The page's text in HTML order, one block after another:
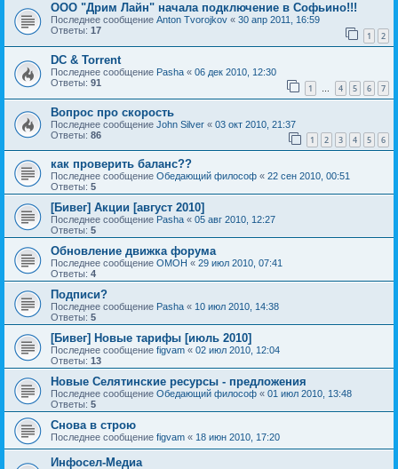
ООО "Дрим Лайн" начала подключение в Софьино!!!
Последнее сообщение Anton Tvorojkov « 30 апр 2011, 16:59
Ответы: 17 1 2
DC & Torrent
Последнее сообщение Pasha « 06 дек 2010, 12:30
Ответы: 91 1 … 4 5 6 7
Вопрос про скорость
Последнее сообщение John Silver « 03 окт 2010, 21:37
Ответы: 86 1 2 3 4 5 6
как проверить баланс??
Последнее сообщение Обедающий философ « 22 сен 2010, 00:51
Ответы: 5
[Бивег] Акции [август 2010]
Последнее сообщение Pasha « 05 авг 2010, 12:27
Ответы: 5
Обновление движка форума
Последнее сообщение OMOH « 29 июл 2010, 07:41
Ответы: 4
Подписи?
Последнее сообщение Pasha « 10 июл 2010, 14:38
Ответы: 5
[Бивег] Новые тарифы [июль 2010]
Последнее сообщение figvam « 02 июл 2010, 12:04
Ответы: 13
Новые Селятинские ресурсы - предложения
Последнее сообщение Обедающий философ « 01 июл 2010, 13:48
Ответы: 5
Снова в строю
Последнее сообщение figvam « 18 июн 2010, 17:20
Инфосел-Медиа